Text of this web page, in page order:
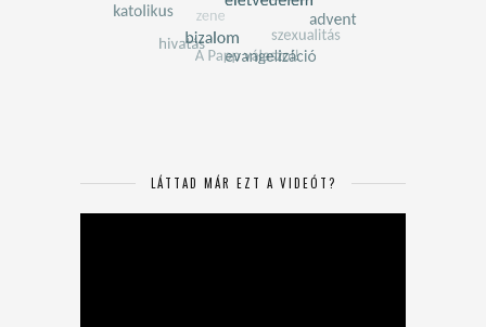
LÁTTAD MÁR EZT A VIDEÓT?